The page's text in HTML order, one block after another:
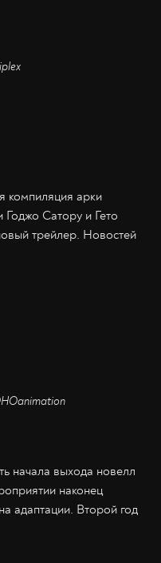
компиляция арки
Годжо Сатору и Гето
трейлер. Новостей
начала выхода новелл
наконец
адаптации. Второй год